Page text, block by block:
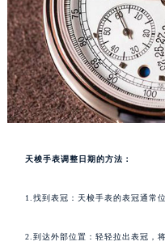
天梭手表调整日期的方法：
1.找到表冠：天梭手表的表冠通常位
2.到达外部位置：轻轻拉出表冠，将